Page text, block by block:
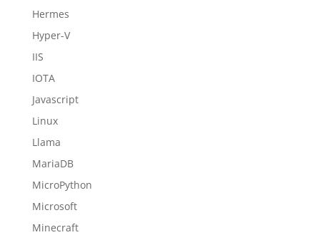
Hermes
Hyper-V
IIS
IOTA
Javascript
Linux
Llama
MariaDB
MicroPython
Microsoft
Minecraft